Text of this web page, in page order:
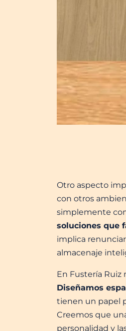
Otro aspecto
con otros
simplemente
soluciones que
implica
almacenaje
En Fustería
Diseñamos
tienen un papel
Creemos que
personalidad y